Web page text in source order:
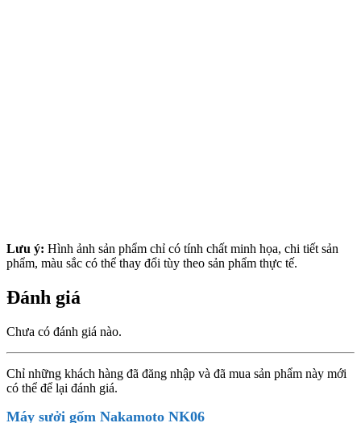
Lưu ý: Hình ảnh sản phẩm chỉ có tính chất minh họa, chi tiết sản
phẩm, màu sắc có thể thay đổi tùy theo sản phẩm thực tế.
Đánh giá
Chưa có đánh giá nào.
Chỉ những khách hàng đã đăng nhập và đã mua sản phẩm này mới
có thể để lại đánh giá.
Máy sưởi gốm Nakamoto NK06